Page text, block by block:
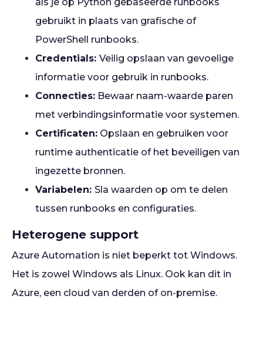
gebruikt in plaats van grafische of
PowerShell runbooks.
Credentials: Veilig opslaan van gevoelige
informatie voor gebruik in runbooks.
Connecties: Bewaar naam-waarde paren
met verbindingsinformatie voor systemen.
Certificaten: Opslaan en gebruiken voor
runtime authenticatie of het beveiligen van
ingezette bronnen.
Variabelen: Sla waarden op om te delen
tussen runbooks en configuraties.
Heterogene support
Azure Automation is niet beperkt tot Windows.
Het is zowel Windows als Linux. Ook kan dit in
Azure, een cloud van derden of on-premise.